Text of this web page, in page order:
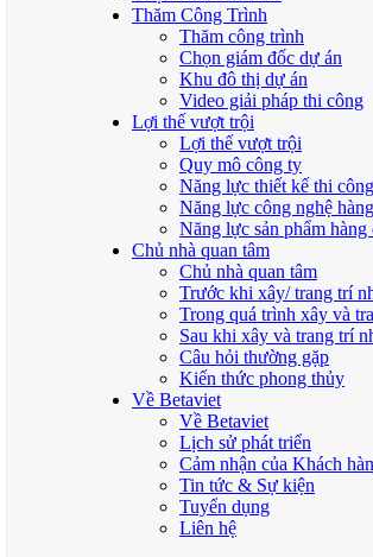
Thăm Công Trình
Thăm công trình
Chọn giám đốc dự án
Khu đô thị dự án
Video giải pháp thi công
Lợi thế vượt trội
Lợi thế vượt trội
Quy mô công ty
Năng lực thiết kế thi
Năng lực công nghệ
Năng lực sản phẩm hàng
Chủ nhà quan tâm
Chủ nhà quan tâm
Trước khi xây/ trang trí
Trong quá trình xây và
Sau khi xây và trang trí
Câu hỏi thường gặp
Kiến thức phong thủy
Về Betaviet
Về Betaviet
Lịch sử phát triển
Cảm nhận của Khách
Tin tức & Sự kiện
Tuyển dụng
Liên hệ